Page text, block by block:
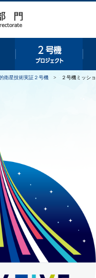
衛星技術実証２号機 > ２号機ミッシ